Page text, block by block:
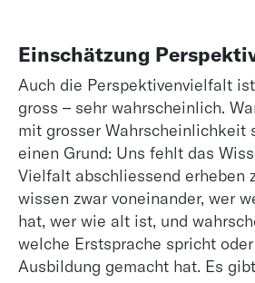
Einschätzung
Auch die Perspektivenvielfalt
gross – sehr wahrscheinlich.
mit grosser Wahrscheinlichkeit
einen Grund: Uns fehlt das
Vielfalt abschliessend erheben
wissen zwar voneinander, wer
hat, wer wie alt ist, und
welche Erstsprache spricht
Ausbildung gemacht hat. Es